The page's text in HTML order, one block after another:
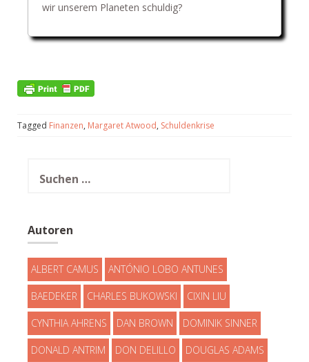
wir unserem Planeten schuldig?
Tagged Finanzen, Margaret Atwood, Schuldenkrise
nach:
Autoren
ALBERT CAMUS ANTÓNIO LOBO ANTUNES
BAEDEKER CHARLES BUKOWSKI CIXIN LIU
CYNTHIA AHRENS DAN BROWN DOMINIK SINNER
DONALD ANTRIM DON DELILLO DOUGLAS ADAMS